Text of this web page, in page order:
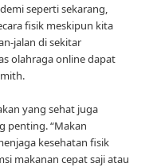
seperti sekarang,
fisik meskipun kita
jalan di sekitar
olahraga online dapat
yang sehat juga
penting. “Makan
kesehatan fisik
makanan cepat saji atau